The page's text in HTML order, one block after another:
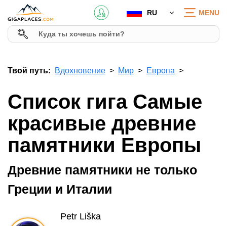
RU MENU
Твой путь: Вдохновение Мир Европа
Список гига Самые
красивые древние
памятники Европы
Древние памятники не только
Греции и Италии
Petr Liška